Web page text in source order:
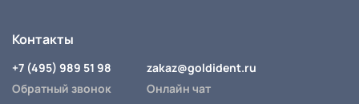
Контакты
+7 (495) 989 51 98
Обратный звонок
zakaz@goldident.ru
Онлайн чат